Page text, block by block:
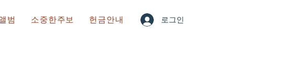
로그인
범 소중한주보 헌금안내